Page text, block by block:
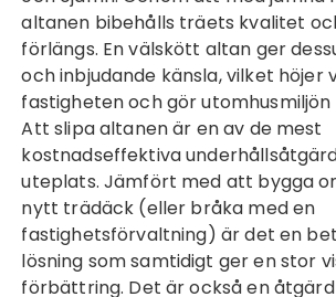
altanen bibehålls träets kvalitet
förlängs. En välskött altan ger
och inbjudande känsla, vilket höjer
fastigheten och gör
Att slipa altanen är en av de mest
kostnadseffektiva
uteplats. Jämfört med att bygga
nytt trädäck (eller bråka med en
fastighetsförvaltning) är det en
lösning som samtidigt ger en stor
förbättring. Det är också en